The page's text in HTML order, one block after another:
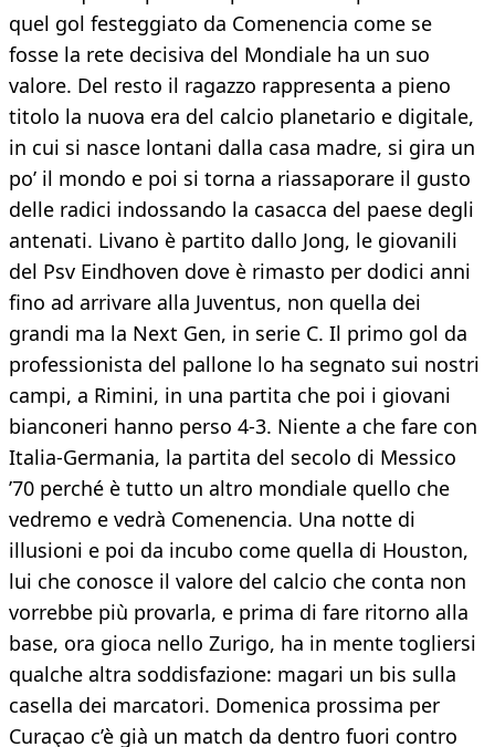
quel gol festeggiato da Comenencia come se
fosse la rete decisiva del Mondiale ha un suo
valore. Del resto il ragazzo rappresenta a pieno
titolo la nuova era del calcio planetario e digitale,
in cui si nasce lontani dalla casa madre, si gira un
po’ il mondo e poi si torna a riassaporare il gusto
delle radici indossando la casacca del paese degli
antenati. Livano è partito dallo Jong, le giovanili
del Psv Eindhoven dove è rimasto per dodici anni
fino ad arrivare alla Juventus, non quella dei
grandi ma la Next Gen, in serie C. Il primo gol da
professionista del pallone lo ha segnato sui nostri
campi, a Rimini, in una partita che poi i giovani
bianconeri hanno perso 4-3. Niente a che fare con
Italia-Germania, la partita del secolo di Messico
’70 perché è tutto un altro mondiale quello che
vedremo e vedrà Comenencia. Una notte di
illusioni e poi da incubo come quella di Houston,
lui che conosce il valore del calcio che conta non
vorrebbe più provarla, e prima di fare ritorno alla
base, ora gioca nello Zurigo, ha in mente togliersi
qualche altra soddisfazione: magari un bis sulla
casella dei marcatori. Domenica prossima per
Curaçao c’è già un match da dentro fuori contro